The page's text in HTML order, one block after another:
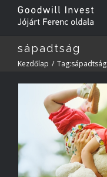
sápadtság
Kezdőlap / Tag:sápadtság